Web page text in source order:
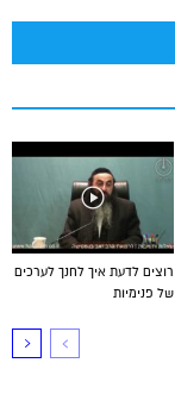
רוצים לדעת איך לחנך לערכים
של פנימיות